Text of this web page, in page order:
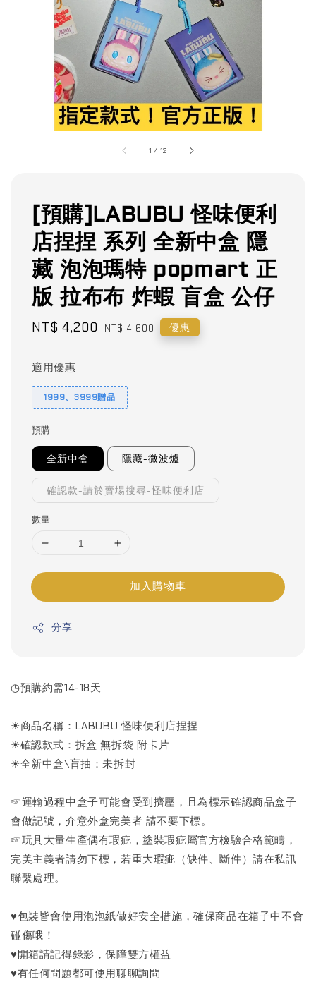
1 / 12
[預購]LABUBU 怪味便利
店捏捏 系列 全新中盒 隱
藏 泡泡瑪特 popmart 正
版 拉布布 炸蝦 盲盒 公仔
Sale
NT$ 4,200 Regular
NT$ 4,600 優惠
適用優惠
1999、3999贈品
預購
全新中盒 隱藏-微波爐
確認款-請於賣場搜尋-怪味便利店
數量
加入購物車
分享
◷預購約需14-18天
☀商品名稱：LABUBU 怪味便利店捏捏
☀確認款式：拆盒 無拆袋 附卡片
☀全新中盒\盲抽：未拆封
☞運輸過程中盒子可能會受到擠壓，且為標示確認商品盒子
會做記號，介意外盒完美者 請不要下標。
☞玩具大量生產偶有瑕疵，塗裝瑕疵屬官方檢驗合格範疇，
完美主義者請勿下標，若重大瑕疵（缺件、斷件）請在私訊
聯繫處理。
♥包裝皆會使用泡泡紙做好安全措施，確保商品在箱子中不會
碰傷哦！
♥開箱請記得錄影，保障雙方權益
♥有任何問題都可使用聊聊詢問